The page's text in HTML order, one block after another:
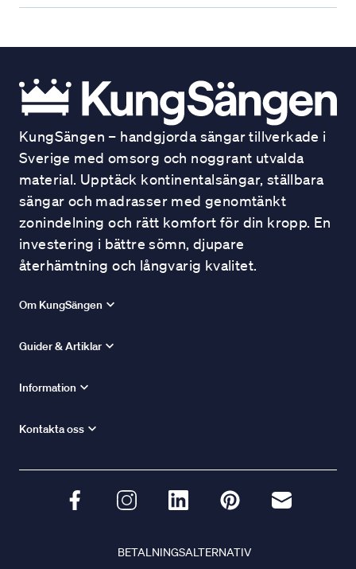
KungSängen – handgjorda sängar tillverkade i
Sverige med omsorg och noggrant utvalda
material. Upptäck kontinentalsängar, ställbara
sängar och madrasser med genomtänkt
zonindelning och rätt komfort för din kropp. En
investering i bättre sömn, djupare
återhämtning och långvarig kvalitet.
Om KungSängen
Guider & Artiklar
Information
Kontakta oss
BETALNINGSALTERNATIV